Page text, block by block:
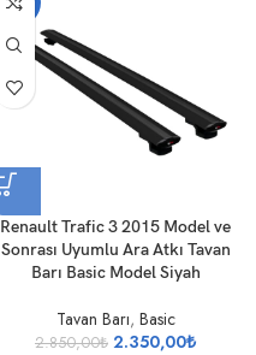
Renault Trafic 3 2015 Model ve
Sonrası Uyumlu Ara Atkı Tavan
Barı Basic Model Siyah
Tavan Barı, Basic
2.850,00₺ 2.350,00₺